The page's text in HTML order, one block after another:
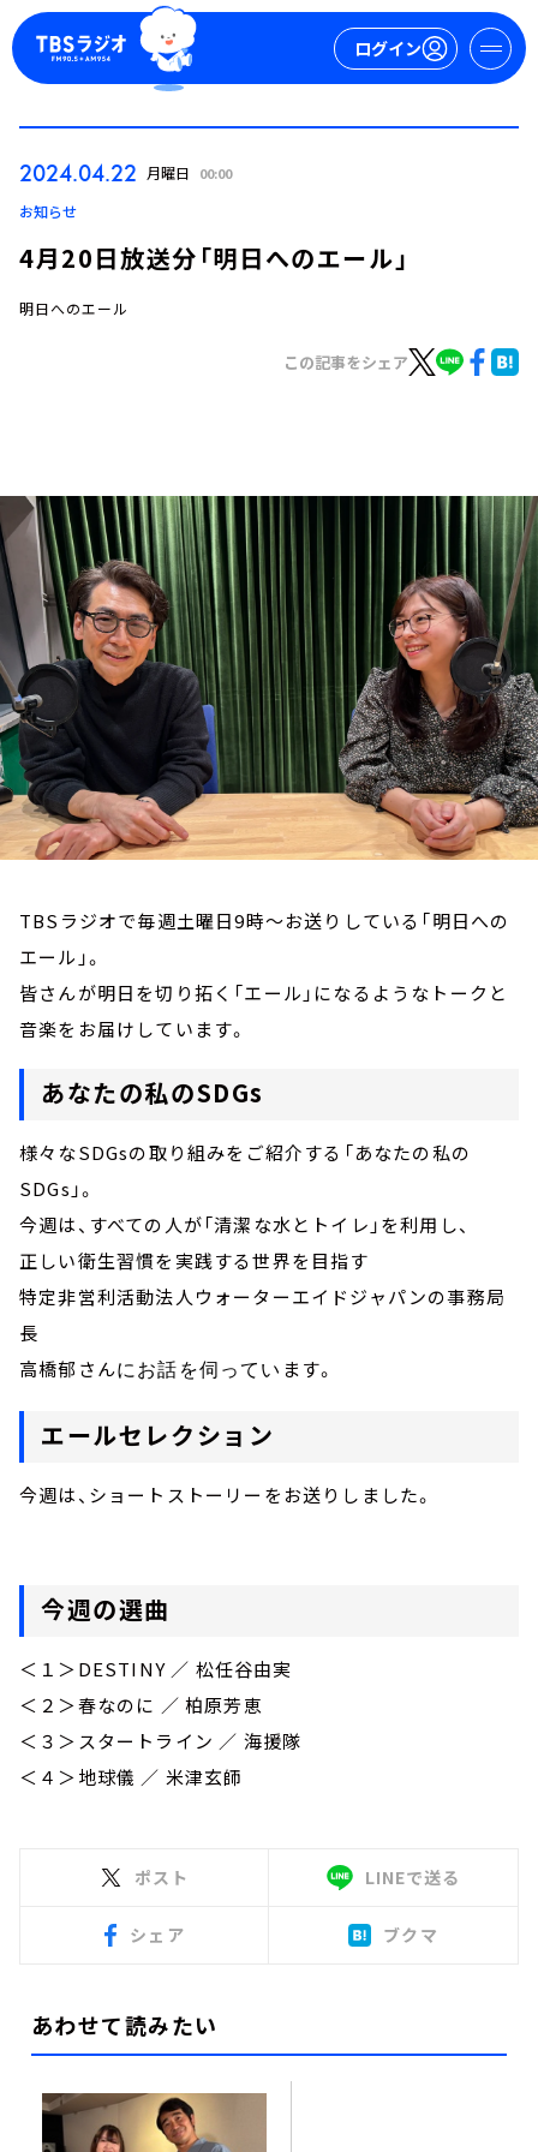
ログイン
トピックス
TBS Podcast
お知らせ
イベント・グッズ
YouTube
会社情報
2024.04.22 月曜日 00:00
お知らせ
4月20日放送分「明日へのエール」
明日へのエール
この記事をシェア
TBSラジオで毎週土曜日9時～お送りしている「明日への
エール」。
皆さんが明日を切り拓く「エール」になるようなトークと
音楽をお届けしています。
あなたの私のSDGs
様々なSDGsの取り組みをご紹介する「あなたの私の
SDGs」。
今週は、すべての人が「清潔な水とトイレ」を利用し、
正しい衛生習慣を実践する世界を目指す
特定非営利活動法人ウォーターエイドジャパンの事務局
長
高橋郁さんにお話を伺ってい ます。
エールセレクション
今週は、ショートストーリーをお送りしました。
今週の選曲
＜１＞DESTINY ／ 松任谷由実
＜２＞春なのに ／ 柏原芳恵
＜３＞スタートライン ／ 海援隊
＜４＞地球儀 ／ 米津玄師
ポスト LINEで送る
シェア ブクマ
あわせて読みたい